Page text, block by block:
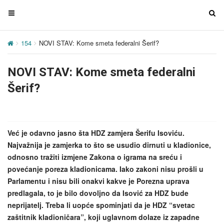
T
g
e
n
g
a
t
i
o
n
T
a
154 NOVI STAV: Kome smeta federalni Šerif?
NOVI STAV: Kome smeta federalni
Šerif?
Već je odavno jasno šta HDZ zamjera Šerifu Isoviću.
Najvažnija je zamjerka to što se usudio dirnuti u kladionice,
odnosno tražiti izmjene Zakona o igrama na sreću i
povećanje poreza kladionicama. Iako zakoni nisu prošli u
Parlamentu i nisu bili onakvi kakve je Porezna uprava
predlagala, to je bilo dovoljno da Isović za HDZ bude
neprijatelj. Treba li uopće spominjati da je HDZ “svetac
zaštitnik kladioničara”, koji uglavnom dolaze iz zapadne